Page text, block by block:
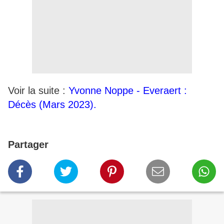
Voir la suite : Yvonne Noppe - Everaert :
Décès (Mars 2023).
Partager